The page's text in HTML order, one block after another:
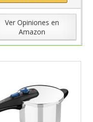
Ver Opiniones en
Amazon